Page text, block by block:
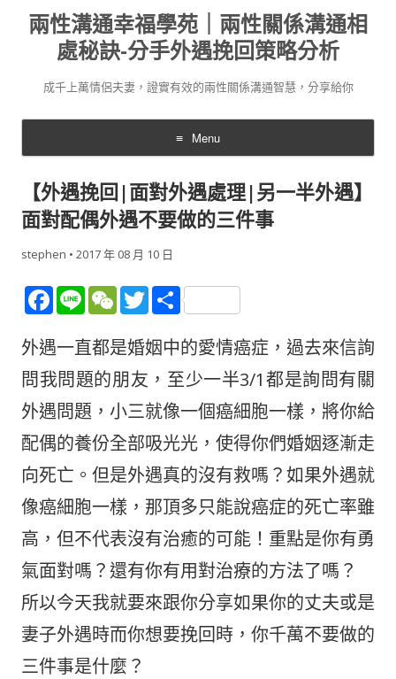
兩性溝通幸福學苑｜兩性關係溝通相
處秘訣-分手外遇挽回策略分析
成千上萬情侶夫妻，證實有效的兩性關係溝通智慧，分享給你
Menu
Skip
content
【外遇挽回|面對外遇處理|另一半外遇】
面對配偶外遇不要做的三件事
stephen • 2017 年 08 月 10 日
F
e
b
o
o
k
Li
n
e
W
e
C
h
at
T
w
itt
er
分
享
外遇一直都是婚姻中的愛情癌症，過去來信詢
問我問題的朋友，至少一半3/1都是詢問有關
外遇問題，小三就像一個癌細胞一樣，將你給
配偶的養份全部吸光光，使得你們婚姻逐漸走
向死亡。但是外遇真的沒有救嗎？如果外遇就
像癌細胞一樣，那頂多只能說癌症的死亡率雖
高，但不代表沒有治癒的可能！重點是你有勇
氣面對嗎？還有你有用對治療的方法了嗎？
所以今天我就要來跟你分享如果你的丈夫或是
妻子外遇時而你想要挽回時，你千萬不要做的
三件事是什麼？